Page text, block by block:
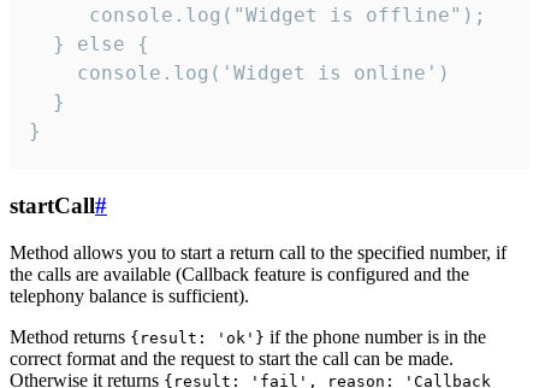
     console.log("Widget is offline");
  } else {
    console.log('Widget is online')
  }
}
startCall#
Method allows you to start a return call to the specified number, if
the calls are available (Callback feature is configured and the
telephony balance is sufficient).
Method returns {result: 'ok'} if the phone number is in the
correct format and the request to start the call can be made.
Otherwise it returns {result: 'fail', reason: 'Callback